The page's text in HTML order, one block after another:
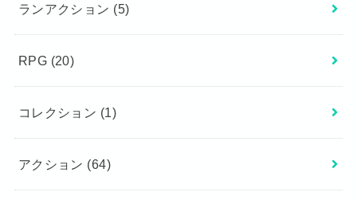
ランアクション (5)
RPG (20)
コレクション (1)
アクション (64)